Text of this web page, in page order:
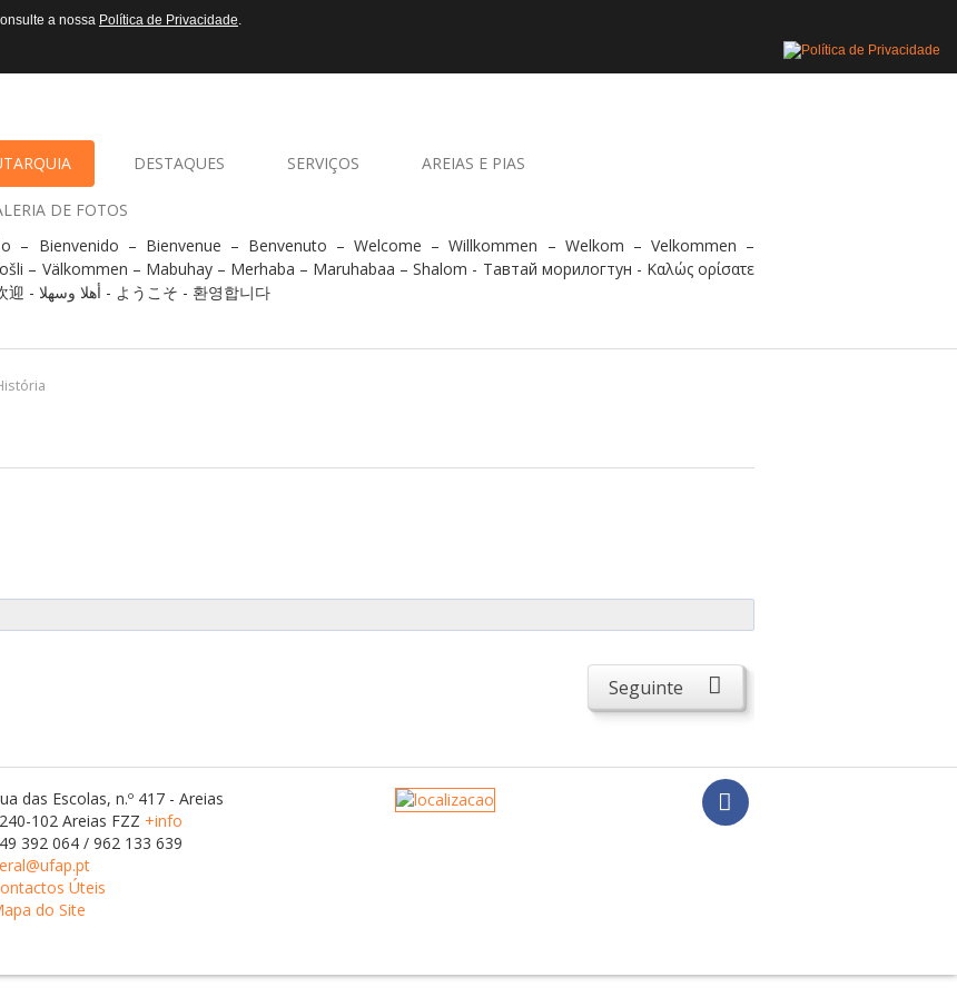
DESTAQUES SERVIÇOS AREIAS E PIAS
DE FOTOS
– Bienvenido – Bienvenue – Benvenuto – Welcome – Willkommen – Welkom – Velkommen –
– Välkommen – Mabuhay – Merhaba – Maruhabaa – Shalom - Тавтай морилогтун - Καλώς ορίσατε
- 歡迎, 欢迎 - أهلا وسهلا - ようこそ - 환영합니다
Seguinte
das Escolas, n.º 417 - Areias
102 Areias FZZ +info
392 064 / 962 133 639
Úteis
do Site
a nossa Política de Privacidade.